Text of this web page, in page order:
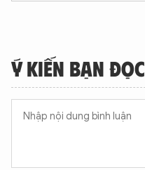
Ý KIẾN BẠN ĐỌC